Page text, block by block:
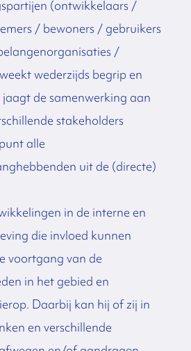
(ontwikkelaars /
/ bewoners / gebruikers
/
wederzijds begrip en
de samenwerking aan
stakeholders
alle
uit de (directe)
in de interne en
die invloed kunnen
voortgang van de
in het gebied en
Daarbij kan hij of zij in
en verschillende